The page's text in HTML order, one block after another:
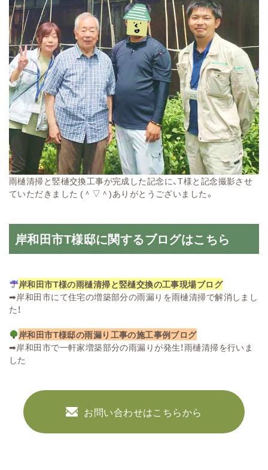
雨樋清掃と竪樋交換工事が完成した記念に、T様と記念撮影させ
ていただきました (＾▽＾)ありがとうございました。
岸和田市T様邸に関するブログはこちら
岸和田市T様の雨樋清掃と竪樋交換の工事現場ブログ
➡岸和田市にて住宅の増築部分の雨漏りを雨樋清掃で解消しまし
た！
岸和田市T様邸の雨漏り工事の施工事例ブログ
➡岸和田市で一軒家増築部分の雨漏りが発生！雨樋清掃を行いま
した
お問い合わせはこちらから